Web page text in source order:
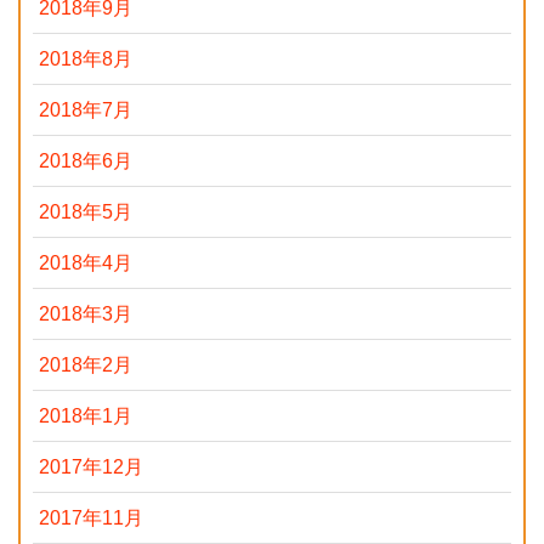
2018年9月
2018年8月
2018年7月
2018年6月
2018年5月
2018年4月
2018年3月
2018年2月
2018年1月
2017年12月
2017年11月